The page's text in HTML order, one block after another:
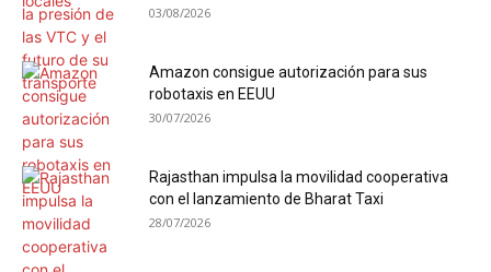
03/08/2026
Amazon consigue autorización para sus
robotaxis en EEUU
30/07/2026
Rajasthan impulsa la movilidad cooperativa
con el lanzamiento de Bharat Taxi
28/07/2026